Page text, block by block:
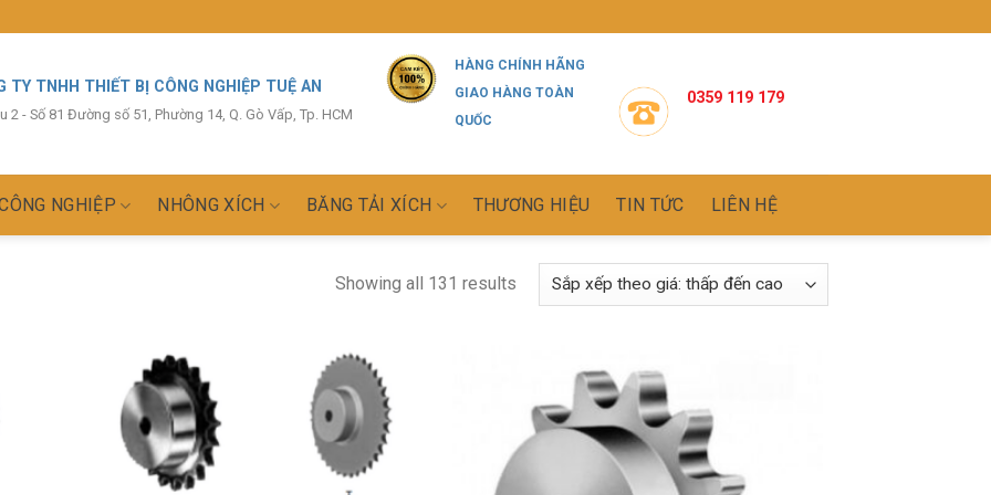
TY TNHH THIẾT BỊ CÔNG NGHIỆP TUỆ AN
2 - Số 81 Đường số 51, Phường 14, Q. Gò Vấp, Tp. HCM
HÀNG CHÍNH HÃNG
GIAO HÀNG TOÀN
QUỐC
0359 119 179
NGHIỆP NHÔNG XÍCH BĂNG TẢI XÍCH THƯƠNG HIỆU TIN TỨC LIÊN HỆ
Showing all 131 results